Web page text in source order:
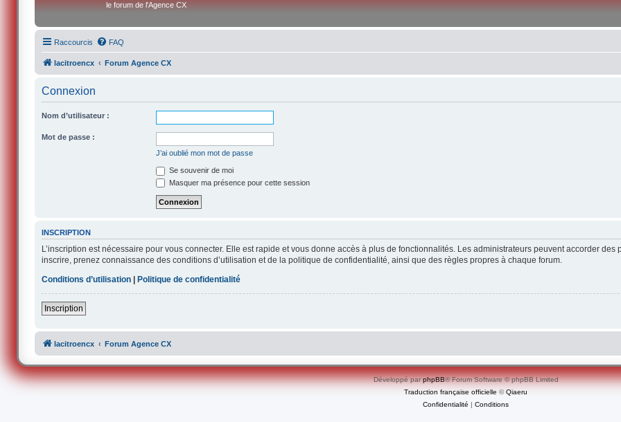
le forum de l'Agence CX
Raccourcis FAQ
lacitroencx Forum Agence CX
Connexion
Nom d’utilisateur :
Mot de passe :
J’ai oublié mon mot de passe
Se souvenir de moi
Masquer ma présence pour cette session
INSCRIPTION
L’inscription est nécessaire pour vous connecter. Elle est rapide et vous donne accès à plus de fonctionnalités. Les administrateurs peuvent accorder
inscrire, prenez connaissance des conditions d’utilisation et de la politique de confidentialité, ainsi que des règles propres à chaque forum.
Conditions d’utilisation |Politique de confidentialité
Inscription
lacitroencx Forum Agence CX
Développé parphpBB® Forum Software © phpBB Limited
Traduction française officielle ©Qiaeru
Confidentialité | Conditions